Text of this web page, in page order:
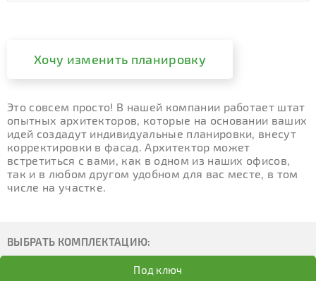
Хочу изменить планировку
Это совсем просто! В нашей компании работает штат
опытных архитекторов, которые на основании ваших
идей создадут индивидуальные планировки, внесут
корректировки в фасад. Архитектор может
встретиться с вами, как в одном из наших офисов,
так и в любом другом удобном для вас месте, в том
числе на участке.
ВЫБРАТЬ КОМПЛЕКТАЦИЮ:
Под ключ